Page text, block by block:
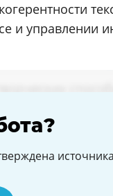
и управлении